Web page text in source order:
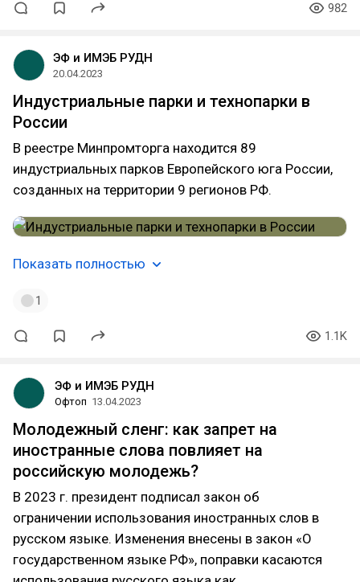
982
ЭФ и ИМЭБ РУДН
20.04.2023
Индустриальные парки и технопарки в
России
В реестре Минпромторга находится 89
индустриальных парков Европейского юга России,
созданных на территории 9 регионов РФ.
Показать полностью
1
1.1K
ЭФ и ИМЭБ РУДН
Офтоп 13.04.2023
Молодежный сленг: как запрет на
иностранные слова повлияет на
российскую молодежь?
В 2023 г. президент подписал закон об
ограничении использования иностранных слов в
русском языке. Изменения внесены в закон «О
государственном языке РФ», поправки касаются